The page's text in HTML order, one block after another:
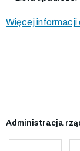
Więcej informacji
Administracja